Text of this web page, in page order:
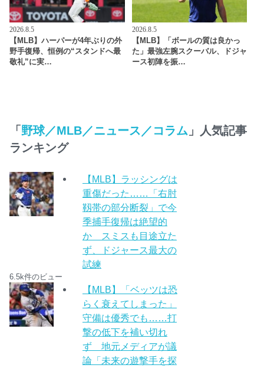
2026.8.5
【MLB】ハーパーが4年ぶりの外
野手復帰、恒例の“スタンドへ最
敬礼”に実…
2026.8.5
【MLB】「ボールの質は良かっ
た」最強左腕スクーバル、ドジャ
ース初陣を振…
「野球／MLB／ニュース／コラム 」人気記事
ランキング
【MLB】ラッシングは
重傷だった……「右肘
靱帯の部分断裂」で今
季捕手復帰は絶望的
か スミスも目途立た
ず、ドジャース最大の
試練
6.5k件のビュー
【MLB】「ベッツは恐
らく衰えてしまった」
守備は優秀でも……打
撃の低下を補い切れ
ず 地元メディアが議
論「未来の遊撃手を探